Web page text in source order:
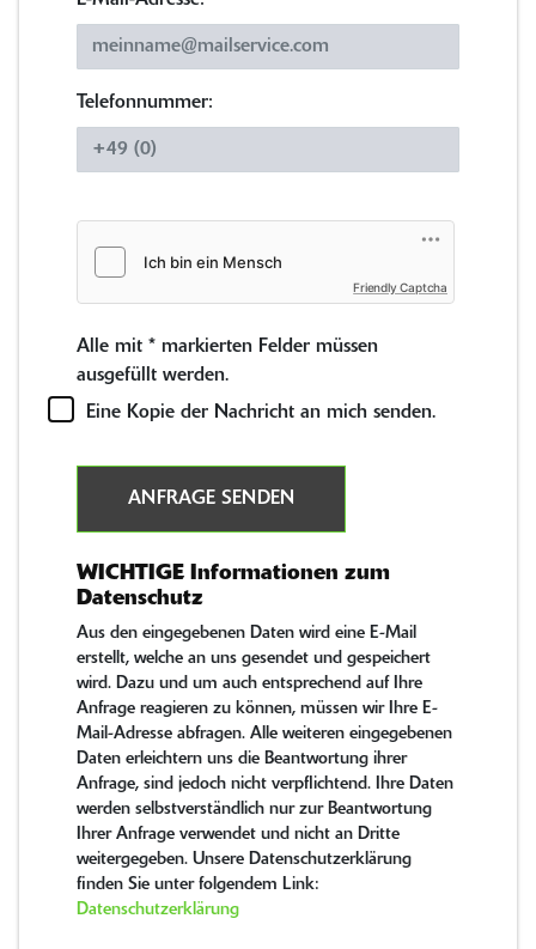
Telefonnummer:
Friendly Captcha
Alle mit * markierten Felder müssen
ausgefüllt werden.
Eine Kopie der Nachricht an mich senden.
ANFRAGE SENDEN
WICHTIGE Informationen zum
Datenschutz
Aus den eingegebenen Daten wird eine E-Mail
erstellt, welche an uns gesendet und gespeichert
wird. Dazu und um auch entsprechend auf Ihre
Anfrage reagieren zu können, müssen wir Ihre E-
Mail-Adresse abfragen. Alle weiteren eingegebenen
Daten erleichtern uns die Beantwortung ihrer
Anfrage, sind jedoch nicht verpflichtend. Ihre Daten
werden selbstverständlich nur zur Beantwortung
Ihrer Anfrage verwendet und nicht an Dritte
weitergegeben. Unsere Datenschutzerklärung
finden Sie unter folgendem Link:
Datenschutzerklärung